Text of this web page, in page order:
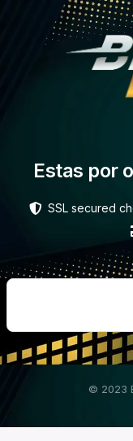
Estas por
SSL secured
© 2023